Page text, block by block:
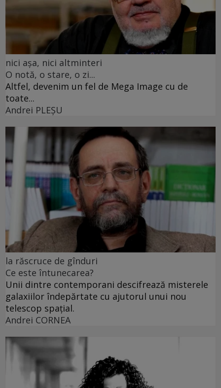
nici așa, nici altminteri
O notă, o stare, o zi...
Altfel, devenim un fel de Mega Image cu de
toate...
Andrei PLEŞU
la răscruce de gînduri
Ce este întunecarea?
Unii dintre contemporani descifrează misterele
galaxiilor îndepărtate cu ajutorul unui nou
telescop spațial.
Andrei CORNEA